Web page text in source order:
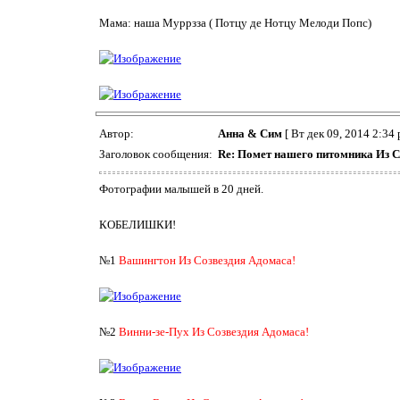
Мама: наша Муррзза ( Потцу де Нотцу Мелоди Попс)
Автор: Анна & Сим [ Вт дек 09, 2014 2:34
Заголовок сообщения: Re: Помет нашего питомника Из
Фотографии малышей в 20 дней.
КОБЕЛИШКИ!
№1 Вашингтон Из Созвездия Адомаса!
№2 Винни-зе-Пух Из Созвездия Адомаса!